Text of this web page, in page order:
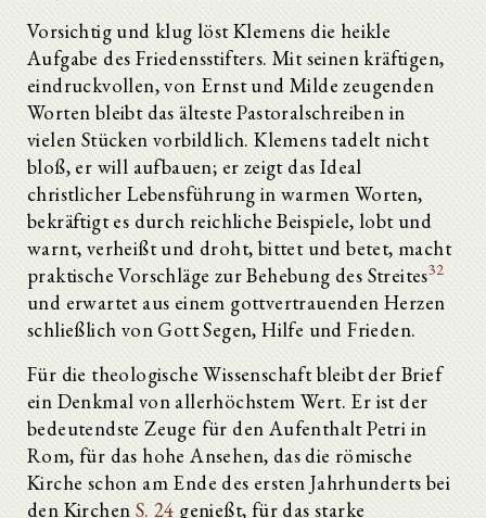
Vorsichtig und klug löst Klemens die heikle
Aufgabe des Friedensstifters. Mit seinen kräftigen,
eindruckvollen, von Ernst und Milde zeugenden
Worten bleibt das älteste Pastoralschreiben in
vielen Stücken vorbildlich. Klemens tadelt nicht
bloß, er will aufbauen; er zeigt das Ideal
christlicher Lebensführung in warmen Worten,
bekräftigt es durch reichliche Beispiele, lobt und
warnt, verheißt und droht, bittet und betet, macht
praktische Vorschläge zur Behebung des Streites32
und erwartet aus einem gottvertrauenden Herzen
schließlich von Gott Segen, Hilfe und Frieden.
Für die theologische Wissenschaft bleibt der Brief
ein Denkmal von allerhöchstem Wert. Er ist der
bedeutendste Zeuge für den Aufenthalt Petri in
Rom, für das hohe Ansehen, das die römische
Kirche schon am Ende des ersten Jahrhunderts bei
den Kirchen S. 24 genießt, für das starke